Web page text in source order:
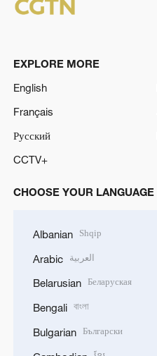
EXPLORE MORE
English
Français
Русский
CCTV+
CHOOSE YOUR LANGUAGE
Albanian Shqip
Arabic العربية
Belarusian Беларуская
Bengali বাংলা
Bulgarian Български